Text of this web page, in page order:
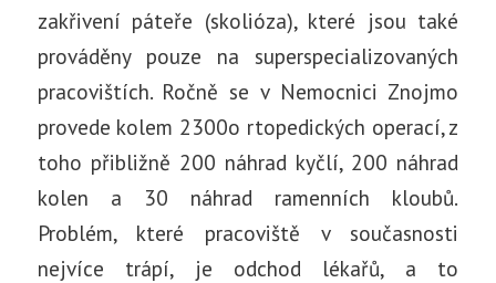
zakřivení páteře (skolióza), které jsou také
prováděny pouze na superspecializovaných
pracovištích. Ročně se v Nemocnici Znojmo
provede kolem 2300o rtopedických operací, z
toho přibližně 200 náhrad kyčlí, 200 náhrad
kolen a 30 náhrad ramenních kloubů.
Problém, které pracoviště v současnosti
nejvíce trápí, je odchod lékařů, a to